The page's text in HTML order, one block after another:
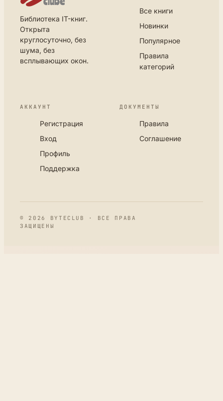
Библиотека IT-книг.
Открыта
круглосуточно, без
шума, без
всплывающих окон.
Все книги
Новинки
Популярное
Правила
категорий
АККАУНТ
Регистрация
Вход
Профиль
Поддержка
ДОКУМЕНТЫ
Правила
Соглашение
© 2026 BYTECLUB · ВСЕ ПРАВА
ЗАЩИЩЕНЫ